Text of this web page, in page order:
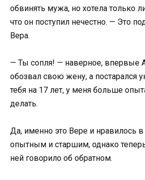
обвинять мужа, но хотела только
что он поступил нечестно. — Это
Вера.
— Ты сопля! — наверное, впервые
обозвал свою жену, а постарался
тебя на 17 лет, у меня больше
делать.
Да, именно это Вере и нравилось
опытным и старшим, однако
ней говорило об обратном.